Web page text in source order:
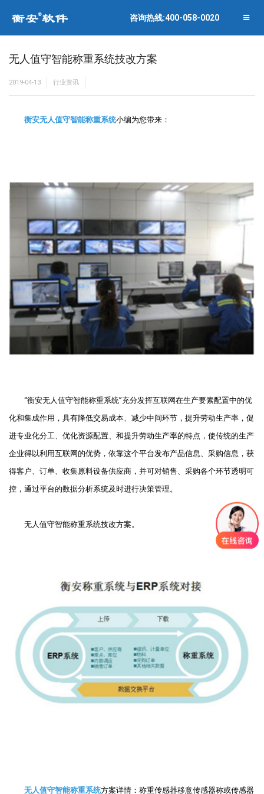
咨询热线:400-058-0020
无人值守智能称重系统技改方案
2019-04-13 行业资讯
衡安无人值守智能称重系统小编为您带来：
“衡安无人值守智能称重系统”充分发挥互联网在生产要素配置中的优
化和集成作用，具有降低交易成本、减少中间环节，提升劳动生产率，促
进专业化分工、优化资源配置、和提升劳动生产率的特点，使传统的生产
企业得以利用互联网的优势，依靠这个平台发布产品信息、采购信息，获
得客户、订单、收集原料设备供应商，并可对销售、采购各个环节透明可
控，通过平台的数据分析系统及时进行决策管理。
无人值守智能称重系统技改方案。
无人值守智能称重系统方案详情：称重传感器移意传感器称或传感器